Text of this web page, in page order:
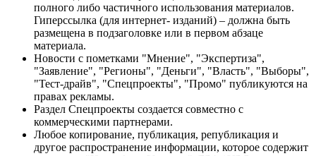
полного либо частичного использования материалов.
Гиперссылка (для интернет- изданий) – должна быть
размещена в подзаголовке или в первом абзаце
материала.
Новости с пометками "Мнение", "Экспертиза",
"Заявление", "Регионы", "Деньги", "Власть", "Выборы",
"Тест-драйв", "Спецпроекты", "Промо" публикуются на
правах рекламы.
Раздел Спецпроекты создается совместно с
коммерческими партнерами.
Любое копирование, публикация, републикация и
другое распространение информации, которое содержит